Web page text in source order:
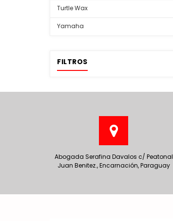
Turtle Wax
Yamaha
FILTROS
Abogada Serafina Davalos c/ Peatonal
Juan Benitez., Encarnación, Paraguay